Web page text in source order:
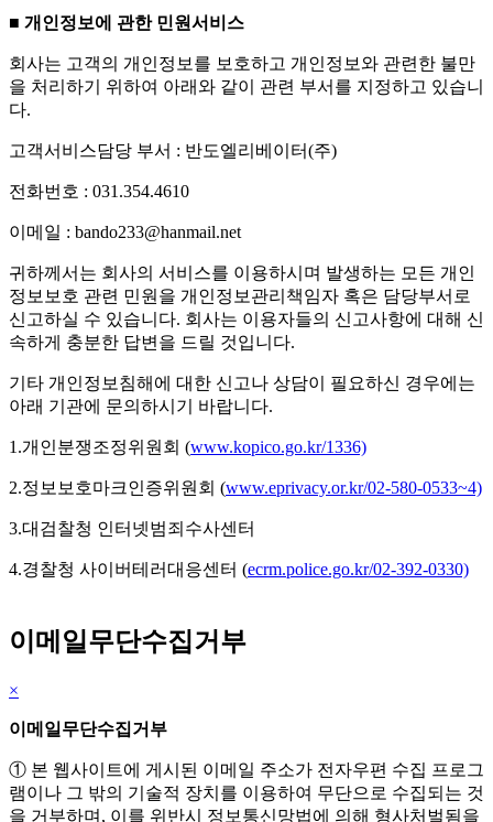
■ 개인정보에 관한 민원서비스
회사는 고객의 개인정보를 보호하고 개인정보와 관련한 불만
을 처리하기 위하여 아래와 같이 관련 부서를 지정하고 있습니
다.
고객서비스담당 부서 : 반도엘리베이터(주)
전화번호 : 031.354.4610
이메일 : bando233@hanmail.net
귀하께서는 회사의 서비스를 이용하시며 발생하는 모든 개인
정보보호 관련 민원을 개인정보관리책임자 혹은 담당부서로
신고하실 수 있습니다. 회사는 이용자들의 신고사항에 대해 신
속하게 충분한 답변을 드릴 것입니다.
기타 개인정보침해에 대한 신고나 상담이 필요하신 경우에는
아래 기관에 문의하시기 바랍니다.
1.개인분쟁조정위원회 (www.kopico.go.kr/1336)
2.정보보호마크인증위원회 (www.eprivacy.or.kr/02-580-0533~4)
3.대검찰청 인터넷범죄수사센터
4.경찰청 사이버테러대응센터 (ecrm.police.go.kr/02-392-0330)
이메일무단수집거부
×
이메일무단수집거부
① 본 웹사이트에 게시된 이메일 주소가 전자우편 수집 프로그
램이나 그 밖의 기술적 장치를 이용하여 무단으로 수집되는 것
을 거부하며, 이를 위반시 정보통신망법에 의해 형사처벌됨을